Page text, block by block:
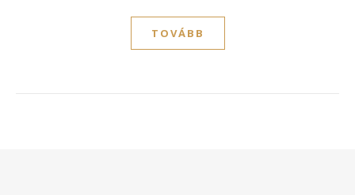
TOVÁBB